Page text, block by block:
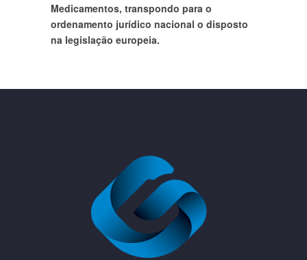
Medicamentos, transpondo para o
ordenamento jurídico nacional o disposto
na legislação europeia.